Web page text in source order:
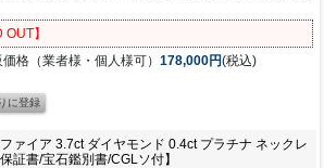
OUT】
格（業者様・個人様可） 178,000円(税込)
ァイア 3.7ct ダイヤモンド 0.4ct プラチナ ネックレ
証書/宝石鑑別書/CGLソ付】